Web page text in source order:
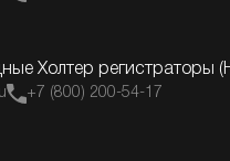
Холтер регистраторы
+7 (800) 200-54-17